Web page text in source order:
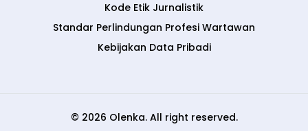
Kode Etik Jurnalistik
Standar Perlindungan Profesi Wartawan
Kebijakan Data Pribadi
© 2026 Olenka. All right reserved.